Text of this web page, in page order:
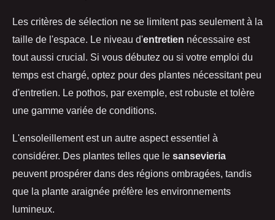
Les critères de sélection ne se limitent pas seulement à la
taille de l'espace. Le niveau d'entretien nécessaire est
tout aussi crucial. Si vous débutez ou si votre emploi du
temps est chargé, optez pour des plantes nécessitant peu
d'entretien. Le pothos, par exemple, est robuste et tolère
une gamme variée de conditions.
L'ensoleillement est un autre aspect essentiel à
considérer. Des plantes telles que le sansevieria
peuvent prospérer dans des régions ombragées, tandis
que la plante araignée préfère les environnements
lumineux.